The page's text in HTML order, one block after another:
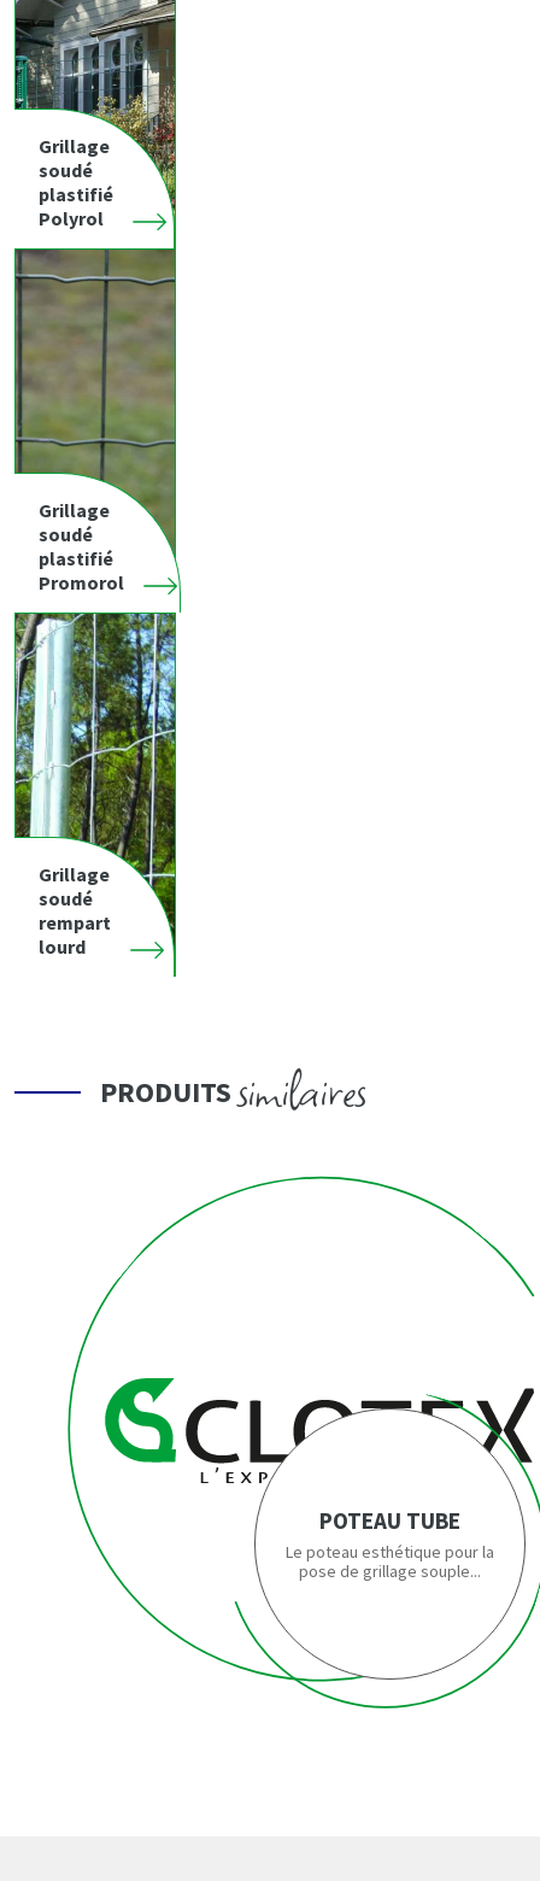
Grillage
soudé
plastifié
Polyrol
Grillage
soudé
plastifié
Promorol
Grillage
soudé
rempart
lourd
PRODUITSsimilaires
POTEAU TUBE
Le poteau esthétique pour la
pose de grillage souple...